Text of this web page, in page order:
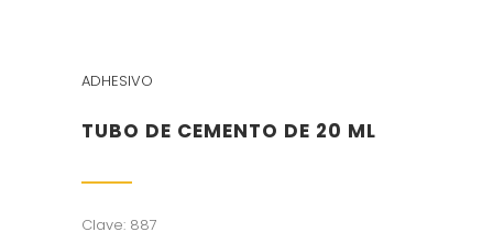
ADHESIVO
TUBO DE CEMENTO DE 20 ML
Clave: 887